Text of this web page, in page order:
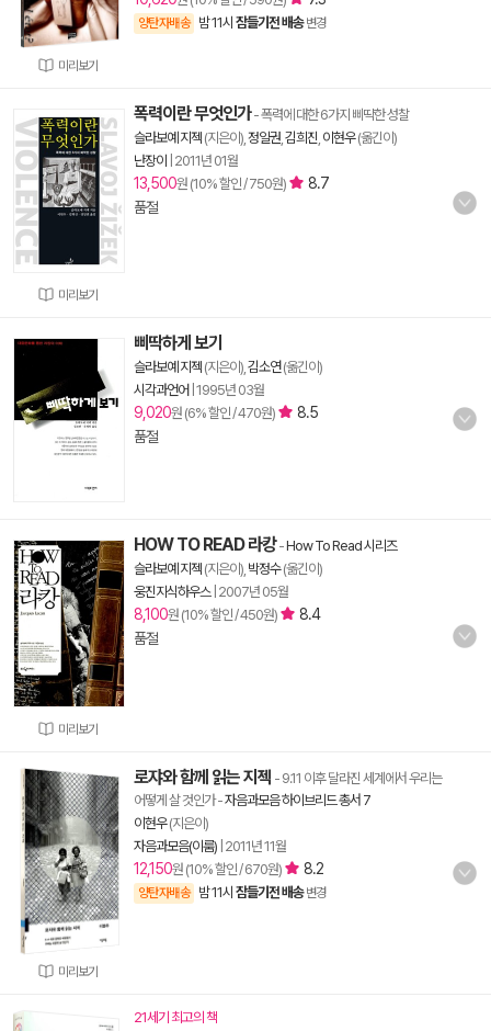
미리보기
양탄자배송 밤 11시 잠들기전 배송 변경
미리보기
폭력이란 무엇인가- 폭력에 대한 6가지 삐딱한 성찰
슬라보예 지젝 (지은이), 정일권 김희진 이현우(옮긴이)
난장이
2011년 01월
13,500원 (10% 할인 / 750원)
8.7
품절
삐딱하게 보기
슬라보예 지젝 (지은이), 김소연(옮긴이)
시각과언어 1995년 03월
9,020원 (6% 할인 / 470원)
8.5
품절
미리보기
HOW TO READ 라캉-How To Read 시리즈
슬라보예 지젝 (지은이), 박정수(옮긴이)
웅진지식하우스| 2007년 05월
8,100원 (10% 할인 / 450원)
8.4
품절
미리보기
로쟈와 함께 읽는 지젝 - 9.11 이후 달라진 세계에서 우리는
어떻게 살 것인가-자음과모음 하이브리드 총서 7
이현우(지은이)
자음과모음(이룸) 2011년 11월
12,150원 (10% 할인 / 670원) 8.2
양탄자배송 밤 11시 잠들기전 배송 변경
21세기 최고의 책